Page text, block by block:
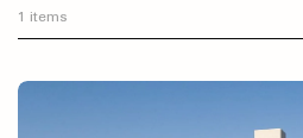
1 items